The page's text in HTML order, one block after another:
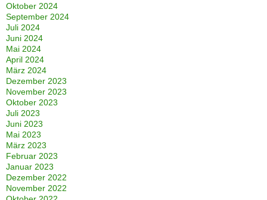
Oktober 2024
September 2024
Juli 2024
Juni 2024
Mai 2024
April 2024
März 2024
Dezember 2023
November 2023
Oktober 2023
Juli 2023
Juni 2023
Mai 2023
März 2023
Februar 2023
Januar 2023
Dezember 2022
November 2022